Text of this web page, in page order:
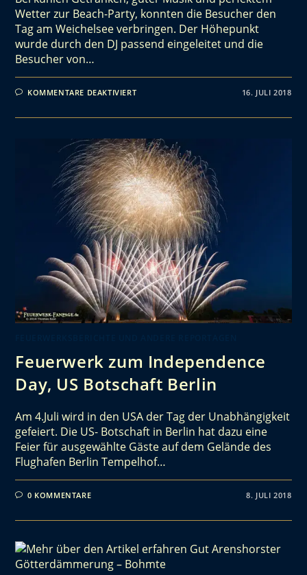
Wetter zur Beach-Party, konnten die Besucher den
Tag am Weichelsee verbringen. Der Höhepunkt
wurde durch den DJ passend eingeleitet und die
Besucher von…
KOMMENTARE DEAKTIVIERT 16. JULI 2018
Feuerwerk zum Independence
Day, US Botschaft Berlin
Am 4.Juli wird in den USA der Tag der Unabhängigkeit
gefeiert. Die US- Botschaft in Berlin hat dazu eine
Feier für ausgewählte Gäste auf dem Gelände des
Flughafen Berlin Tempelhof…
0 KOMMENTARE 8. JULI 2018